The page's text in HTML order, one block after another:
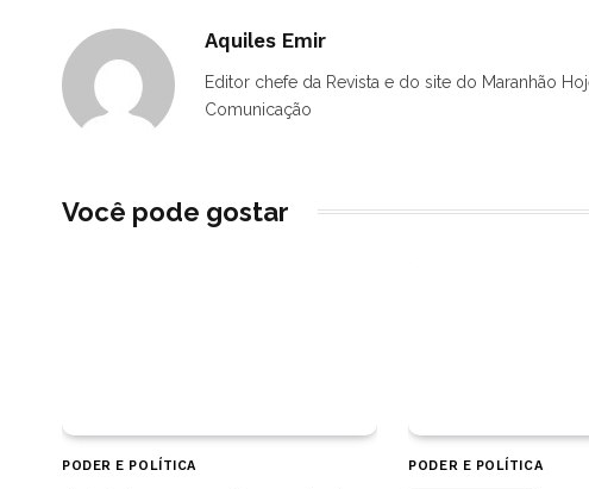
Aquiles Emir
Editor chefe da Revista e do site do Maranhão
Comunicação
Você pode gostar
PODER E POLÍTICA PODER E POLÍTICA